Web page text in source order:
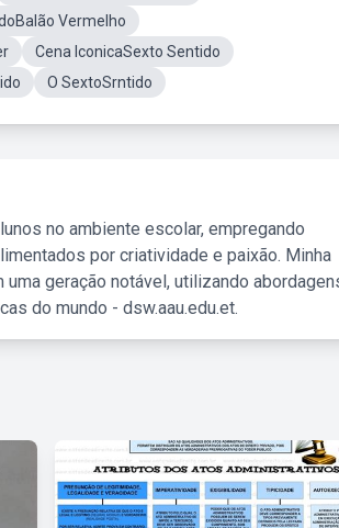
Vermelho
Cena IconicaSexto Sentido
O SextoSrntido
no ambiente escolar, empregando
por criatividade e paixão. Minha
geração notável, utilizando
do mundo - dsw.aau.edu.et.